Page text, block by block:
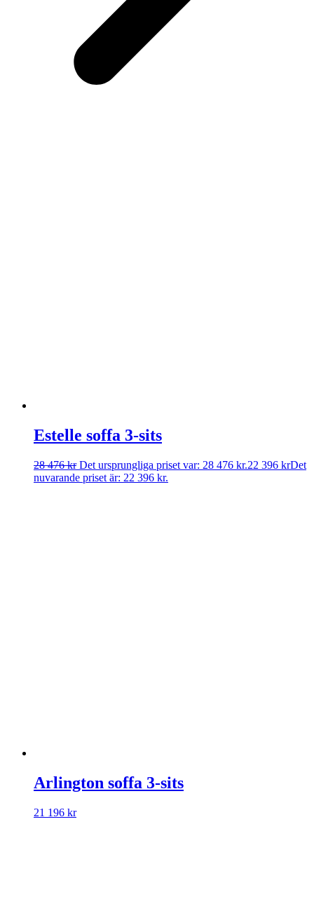
Estelle soffa 3-sits
28 476kr Det ursprungliga priset var: 28 476 kr.22 396 krDet
nuvarande priset är: 22 396 kr.
Arlington soffa 3-sits
21 196 kr